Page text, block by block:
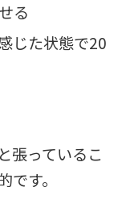
る
じた状態で20
張っているこ
す。